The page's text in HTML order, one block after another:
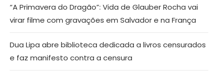
“A Primavera do Dragão”: Vida de Glauber Rocha vai
virar filme com gravações em Salvador e na França
Dua Lipa abre biblioteca dedicada a livros censurados
e faz manifesto contra a censura